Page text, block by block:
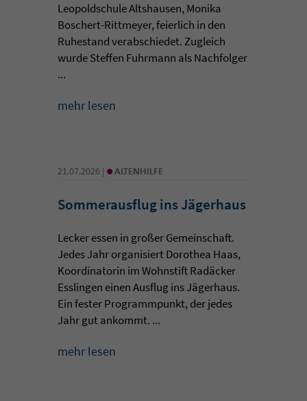
Leopoldschule Altshausen, Monika
Boschert-Rittmeyer, feierlich in den
Ruhestand verabschiedet. Zugleich
wurde Steffen Fuhrmann als Nachfolger
...
mehr lesen
21.07.2026 | • ALTENHILFE
Sommerausflug ins Jägerhaus
Lecker essen in großer Gemeinschaft.
Jedes Jahr organisiert Dorothea Haas,
Koordinatorin im Wohnstift Radäcker
Esslingen einen Ausflug ins Jägerhaus.
Ein fester Programmpunkt, der jedes
Jahr gut ankommt. ...
mehr lesen